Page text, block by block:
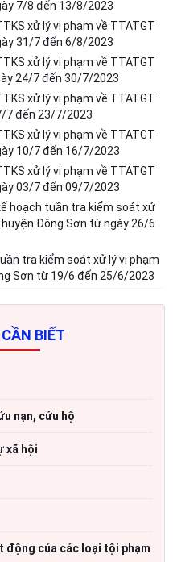
7/8 đến 13/8/2023
xử lý vi phạm về TTATGT
31/7 đến 6/8/2023
xử lý vi phạm về TTATGT
24/7 đến 30/7/2023
xử lý vi phạm về TTATGT
7 đến 23/7/2023
xử lý vi phạm về TTATGT
10/7 đến 16/7/2023
xử lý vi phạm về TTATGT
03/7 đến 09/7/2023
hoạch tuần tra kiểm soát xử
huyện Đông Sơn từ ngày 26/6
tra kiểm soát xử lý vi phạm
Sơn từ 19/6 đến 25/6/2023
BIẾT
nạn, cứu hộ
xã hội
động của các loại tội phạm